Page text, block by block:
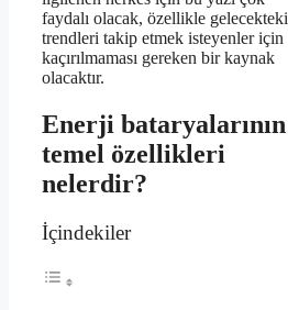
faydalı olacak, özellikle gelecekteki
trendleri takip etmek isteyenler için
kaçırılmaması gereken bir kaynak
olacaktır.
Enerji bataryalarının
temel özellikleri
nelerdir?
İçindekiler